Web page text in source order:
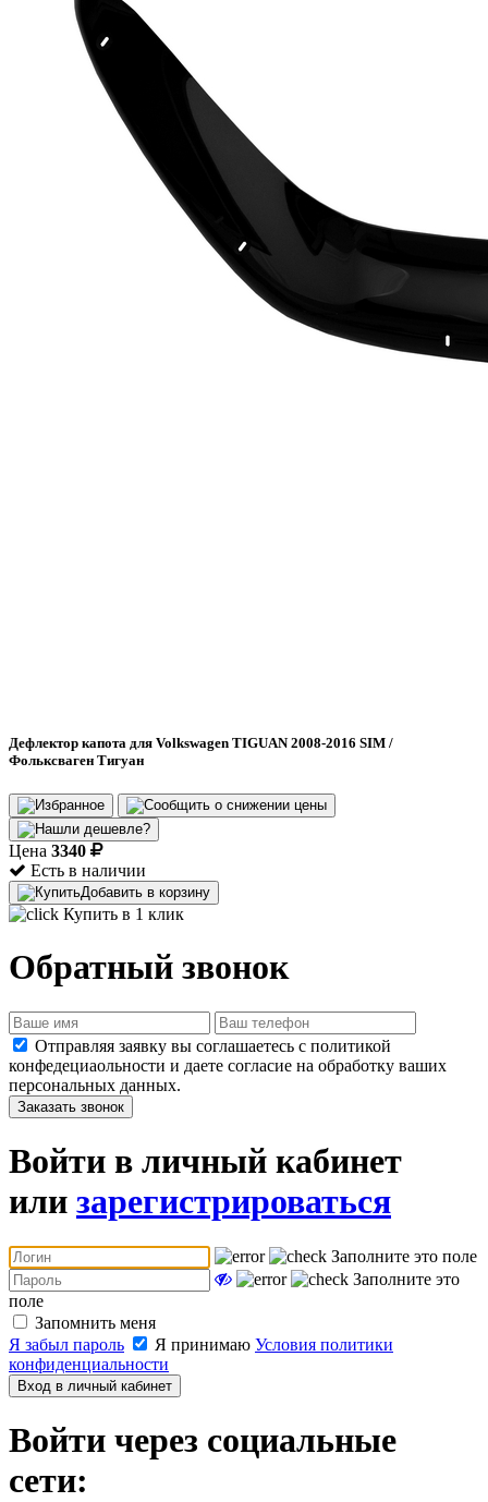
Дефлектор капота для Volkswagen TIGUAN 2008-2016 SIM /
Фольксваген Тигуан
Цена 3340
Есть в наличии
Добавить в корзину
Купить в 1 клик
Обратный звонок
Отправляя заявку вы соглашаетесь с политикой
конфедециаольности и даете согласие на обработку ваших
персональных данных.
Заказать звонок
Войти в личный кабинет
или зарегистрироваться
Заполните это поле
Заполните это
поле
Запомнить меня
Я забыл пароль
Я принимаю Условия политики
конфиденциальности
Вход в личный кабинет
Войти через социальные
сети: